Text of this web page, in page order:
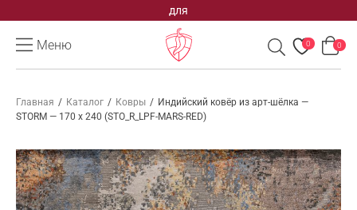
для
Меню 0 0
Главная / Каталог / Ковры / Индийский ковёр из арт-шёлка —
STORM — 170 x 240 (STO_R_LPF-MARS-RED)